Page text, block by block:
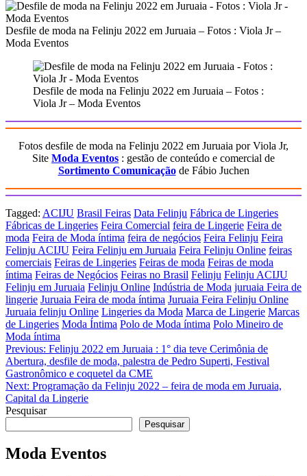
Desfile de moda na Felinju 2022 em Juruaia – Fotos : Viola Jr –
Moda Eventos
Desfile de moda na Felinju 2022 em Juruaia – Fotos :
Viola Jr – Moda Eventos
Fotos desfile de moda na Felinju 2022 em Juruaia por Viola Jr,
Site Moda Eventos : gestão de conteúdo e comercial de
Sortimento Comunicaçãode Fábio Juchen
Tagged: ACIJU Brasil Feiras Data Felinju Fábrica de Lingeries
Fábricas de Lingeries Feira Comercial feira de Lingerie Feira de
moda Feira de Moda íntima feira de negócios Feira Felinju Feira
Felinju ACIJU Feira Felinju em Juruaia Feira Felinju Online feiras
comerciais Feiras de Lingeries Feiras de moda Feiras de moda
íntima Feiras de Negócios Feiras no Brasil Felinju Felinju ACIJU
Felinju em Juruaia Felinju Online Indústria de Moda juruaia Feira de
lingerie Juruaia Feira de moda íntima Juruaia Feira Felinju Online
Juruaia felinju Online Lingeries da Moda Marca de Lingerie Marcas
de Lingeries Moda Íntima Polo de Moda íntima Polo Mineiro de
Moda íntima
Navegação
de
Post
Previous: Felinju 2022 em Juruaia : 1° dia teve Cerimônia de
Abertura, desfile de moda, palestra de Pedro Superti, Festival
Gastronômico e coquetel da CME
Next: Programação da Felinju 2022 – feira de moda em Juruaia,
Capital da Lingerie
Pesquisar
Pesquisar
Moda Eventos